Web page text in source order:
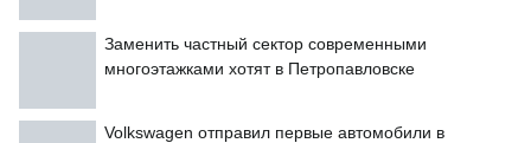
Заменить частный сектор современными
многоэтажками хотят в Петропавловске
Volkswagen отправил первые автомобили в